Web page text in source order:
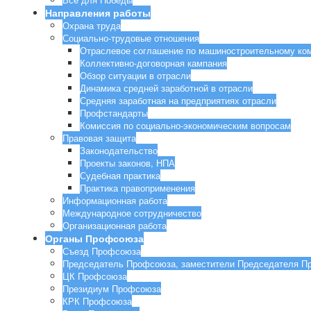
Направления работы
Охрана труда
Социально-трудовые отношения
Отраслевое соглашение по машиностроительному
Коллективно-договорная кампания
Обзор ситуации в отрасли
Динамика средней заработной в отрасли
Средняя заработная на предприятиях отрасли
Профстандарты
Комиссия по социально-экономическим вопросам
Правовая защита
Законодательство
Проекты законов, НПА
Судебная практика
Практика правоприменения
Информационная работа
Международное сотрудничество
Организационная работа
Органы Профсоюза
Съезд Профсоюза
Председатель Профсоюза, заместители Председателя
ЦК Профсоюза
Президиум Профсоюза
КРК Профсоюза